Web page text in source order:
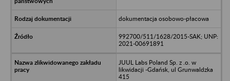
dokumentacja osobowo-płacowa
992700/511/1628/2015-SAK; UNP:
2021-00691891
JUUL Labs Poland Sp. z .o. w
likwidacji -Gdańsk, ul Grunwaldzka
415